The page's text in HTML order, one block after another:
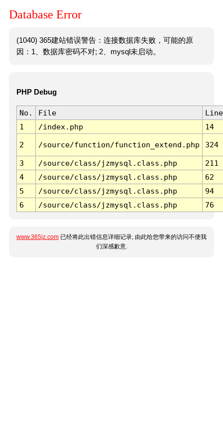
Database Error
(1040) 365建站错误警告：连接数据库失败，可能的原
因：1、数据库密码不对; 2、mysql未启动。
PHP Debug
No. File
Line
1
/index.php 14
2 /source/function/function_extend.php 324
3 /source/class/jzmysql.class.php
211
4
/source/class/jzmysql.class.php
62
5
/source/class/jzmysql.class.php
94
6
/source/class/jzmysql.class.php 76
www.365jz.com 已经将此出错信息详细记录, 由此给您带来的访问不便我
们深感歉意.